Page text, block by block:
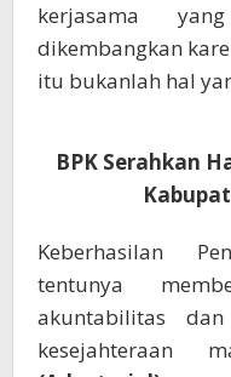
kerjasama
dikembangkan
itu bukanlah hal
BPK Serahkan
Keberhasilan
tentunya
akuntabilitas
kesejahteraan